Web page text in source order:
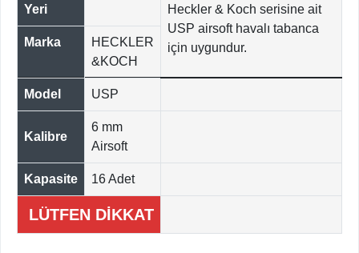
Yeri
Heckler & Koch serisine ait
USP airsoft havalı tabanca
için uygundur.
Marka
HECKLER
&KOCH
Model USP
Kalibre
6 mm
Airsoft
Kapasite 16 Adet
LÜTFEN DİKKAT